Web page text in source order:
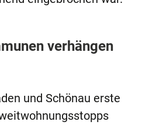
verhängen
und Schönau erste